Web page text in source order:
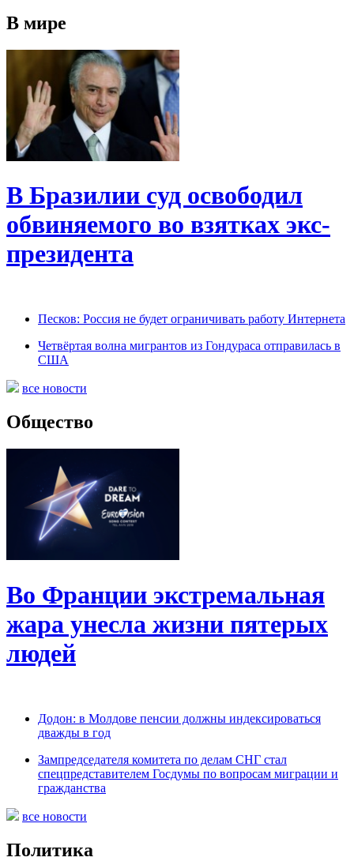
В мире
В Бразилии суд освободил
обвиняемого во взятках экс-
президента
Песков: Россия не будет ограничивать работу Интернета
Четвёртая волна мигрантов из Гондураса отправилась в
США
все новости
Общество
Во Франции экстремальная
жара унесла жизни пятерых
людей
Додон: в Молдове пенсии должны индексироваться
дважды в год
Зампредседателя комитета по делам СНГ стал
спецпредставителем Госдумы по вопросам миграции и
гражданства
все новости
Политика